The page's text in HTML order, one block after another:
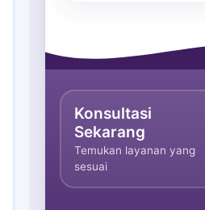
Konsultasi
Sekarang
Temukan layanan yang
sesuai